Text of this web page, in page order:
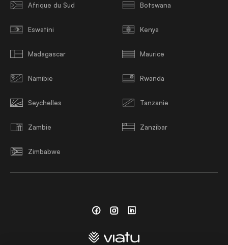
Afrique du Sud Botswana
Eswatini Kenya
Madagascar Maurice
Namibie Rwanda
Seychelles Tanzanie
Zambie Zanzibar
Zimbabwe
FacebookInstagramLinkedin